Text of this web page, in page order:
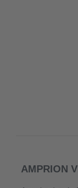
AMPRION